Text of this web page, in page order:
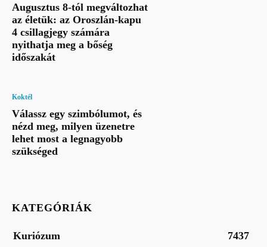
Augusztus 8-tól megváltozhat
az életük: az Oroszlán-kapu
4 csillagjegy számára
nyithatja meg a bőség
időszakát
Koktél
Válassz egy szimbólumot, és
nézd meg, milyen üzenetre
lehet most a legnagyobb
szükséged
KATEGÓRIÁK
Kuriózum
7437